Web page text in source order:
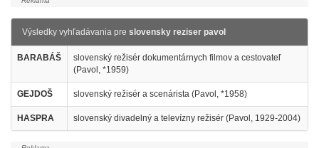
Výsledky vyhľadávania pre slovensky reziser pavol
BARABÁŠ
slovenský režisér dokumentárnych filmov a cestovateľ
(Pavol, *1959)
GEJDOŠ slovenský režisér a scenárista (Pavol, *1958)
HASPRA slovenský divadelný a televízny režisér (Pavol, 1929-2004)